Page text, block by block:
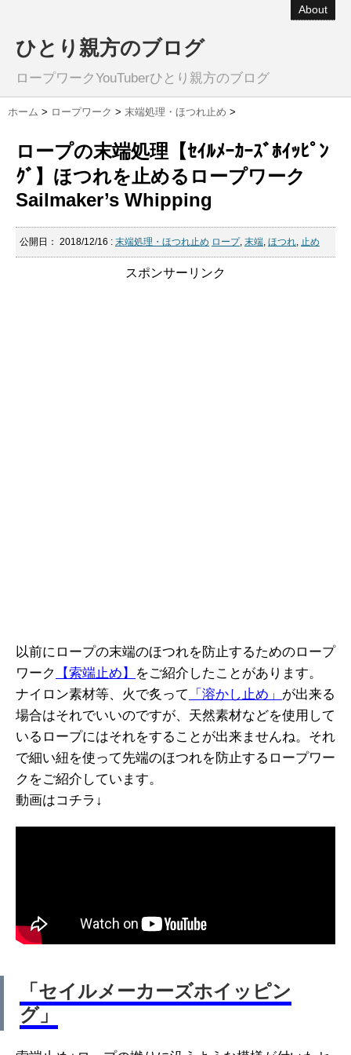
About
ひとり親方のブログ
ロープワークYouTuberひとり親方のブログ
ホーム > ロープワーク > 末端処理・ほつれ止め >
ロープの末端処理【ｾｲﾙﾒｰｶｰｽﾞﾎｲｯﾋﾟﾝ
ｸﾞ】ほつれを止めるロープワーク
Sailmaker’s Whipping
公開日： 2018/12/16 : 末端処理・ほつれ止め ロープ, 末端, ほつれ, 止め
スポンサーリンク
以前にロープの末端のほつれを防止するためのロープ
ワーク
【索端止め】
をご紹介したことがあります。
ナイロン素材等、火で炙って
「溶かし止め」 が出来る
場合はそれでいいのですが、天然素材などを使用して
いるロープにはそれをすることが出来ませんね。それ
で細い紐を使って先端のほつれを防止するロープワー
クをご紹介しています。
動画はコチラ↓
「セイルメーカーズホイッピン
グ」